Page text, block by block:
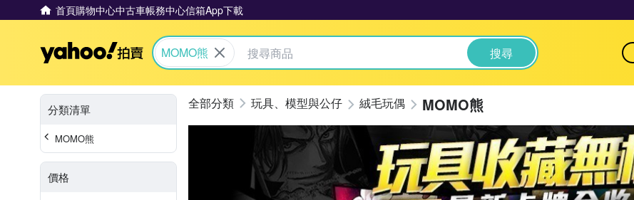
首頁購物中心中古車帳務中心信箱App下載
Yahoo拍賣
MOMO熊 搜尋
分類清單
MOMO熊
價格
玩具、模型與公仔 絨毛玩偶 MOMO熊